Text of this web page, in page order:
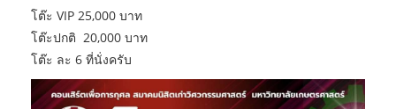
โต๊ะ VIP 25,000 บาท
โต๊ะปกติ 20,000 บาท
โต๊ะ ละ 6 ที่นั่งครับ